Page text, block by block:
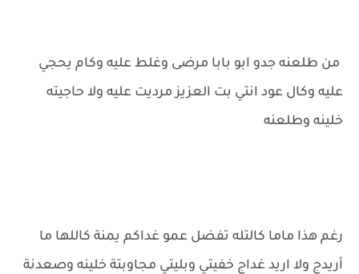
من طلعنه جدو ابو بابا مرضى وغلط عليه وكام يحجي
عليه وكال عود انتي بت العزيز مرديت عليه ولا حاجيته
خلينه وطلعنه
رغم هذا ماما كالتله تفضل عمو غداكم يمنة كاللها ما
أريدج ولا اريد غداج خفيتي وبليتي مجاوبتة خلينه وصعدنة